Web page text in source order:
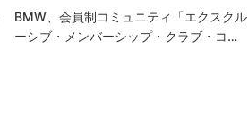
BMW、会員制コミュニティ「エクスクル
ーシブ・メンバーシップ・クラブ・コ…